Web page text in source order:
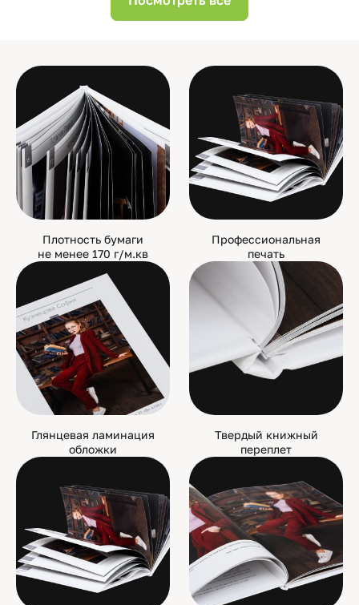
Плотность бумаги
не менее 170 г/м.кв
Профессиональная
печать
Глянцевая ламинация
обложки
Твердый книжный
переплет